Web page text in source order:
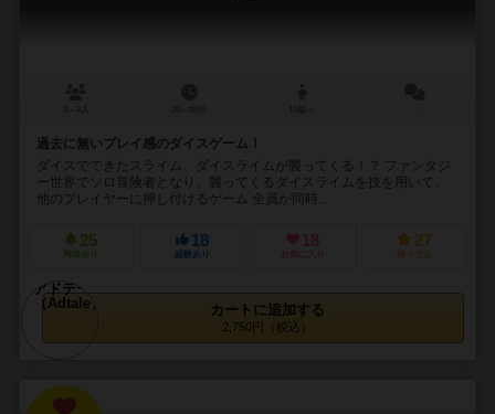
過去に無いプレイ感のダイスゲーム！
ダイスでできたスライム、ダイスライムが襲ってくる！？ ファンタジ
ー世界でソロ冒険者となり、襲ってくるダイスライムを技を用いて、
他のプレイヤーに押し付けるゲーム 全員が同時...
25
興味あり
18
経験あり
18
お気に入り
27
持ってる
カートに追加する
2,750円（税込）